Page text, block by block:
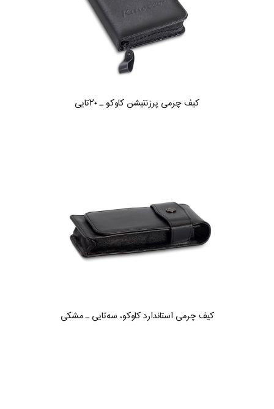
کیف چرمی پرزنتیشن کاوکو ـ ۲۰تایی
کیف چرمی استاندارد کاوکو، سه‌تایی ـ مشکی